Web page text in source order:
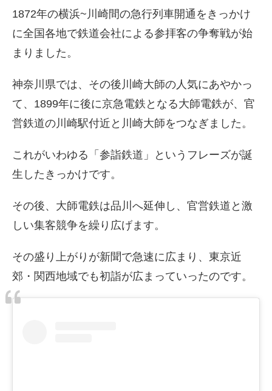
1872年の横浜~川崎間の急行列車開通をきっかけ
に全国各地で鉄道会社による参拝客の争奪戦が始
まりました。
神奈川県では、その後川崎大師の人気にあやかっ
て、1899年に後に京急電鉄となる大師電鉄が、官
営鉄道の川崎駅付近と川崎大師をつなぎました。
これがいわゆる「参詣鉄道」というフレーズが誕
生したきっかけです。
その後、大師電鉄は品川へ延伸し、官営鉄道と激
しい集客競争を繰り広げます。
その盛り上がりが新聞で急速に広まり、東京近
郊・関西地域でも初詣が広まっていったのです。